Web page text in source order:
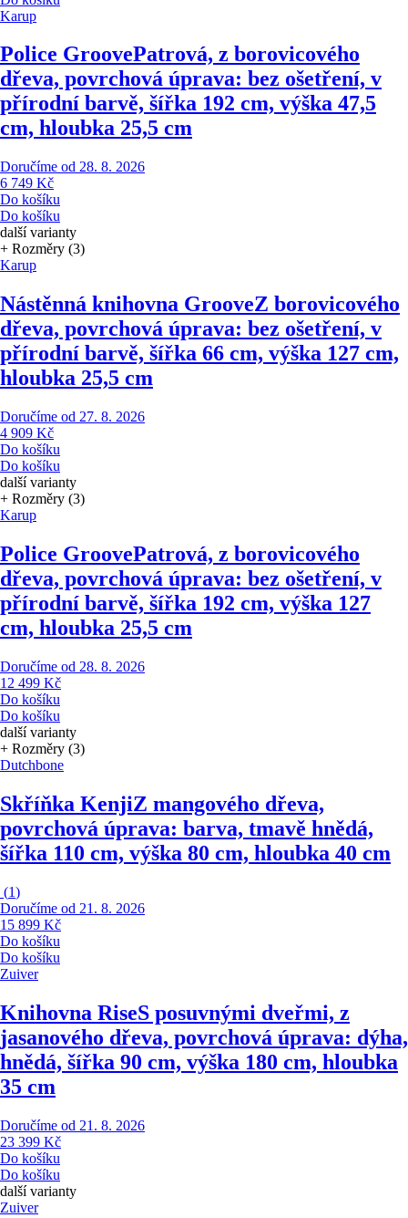
Karup
Police GroovePatrová, z borovicového
dřeva, povrchová úprava: bez ošetření, v
přírodní barvě, šířka 192 cm, výška 47,5
cm, hloubka 25,5 cm
Doručíme od 28. 8. 2026
6 749 Kč
Do košíku
Do košíku
další varianty
+ Rozměry (3)
Karup
Nástěnná knihovna GrooveZ borovicového
dřeva, povrchová úprava: bez ošetření, v
přírodní barvě, šířka 66 cm, výška 127 cm,
hloubka 25,5 cm
Doručíme od 27. 8. 2026
4 909 Kč
Do košíku
Do košíku
další varianty
+ Rozměry (3)
Karup
Police GroovePatrová, z borovicového
dřeva, povrchová úprava: bez ošetření, v
přírodní barvě, šířka 192 cm, výška 127
cm, hloubka 25,5 cm
Doručíme od 28. 8. 2026
12 499 Kč
Do košíku
Do košíku
další varianty
+ Rozměry (3)
Dutchbone
Skříňka KenjiZ mangového dřeva,
povrchová úprava: barva, tmavě hnědá,
šířka 110 cm, výška 80 cm, hloubka 40 cm
(1)
Doručíme od 21. 8. 2026
15 899 Kč
Do košíku
Do košíku
Zuiver
Knihovna RiseS posuvnými dveřmi, z
jasanového dřeva, povrchová úprava: dýha,
hnědá, šířka 90 cm, výška 180 cm, hloubka
35 cm
Doručíme od 21. 8. 2026
23 399 Kč
Do košíku
Do košíku
další varianty
Zuiver